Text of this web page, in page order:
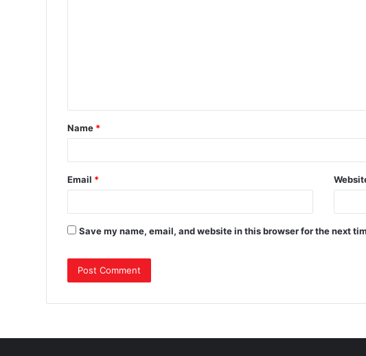
Name *
Email *
Save my name, email, and website in this browser for the next